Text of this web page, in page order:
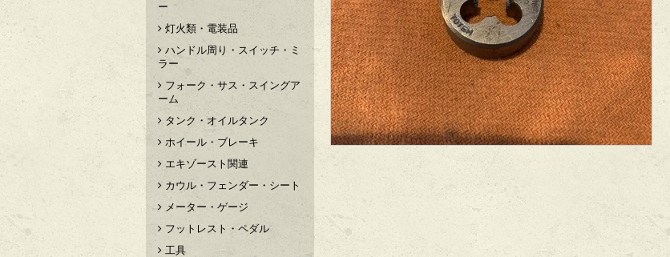
ー
灯火類・電装品
ハンドル周り・スイッチ・ミ
ラー
フォーク・サス・スイングア
ーム
タンク・オイルタンク
ホイール・ブレーキ
エキゾースト関連
カウル・フェンダー・シート
メーター・ゲージ
フットレスト・ペダル
工具